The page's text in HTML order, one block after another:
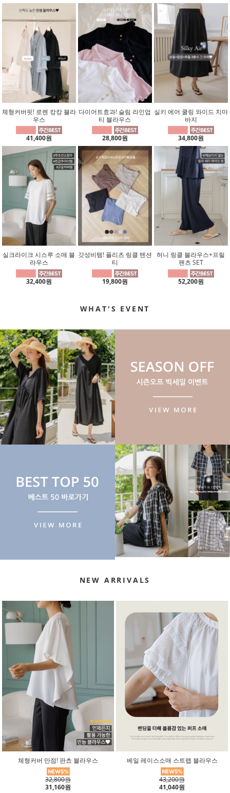
체형커버핏! 로렌 캉캉 블라
우스
41,400원
다이어트효과! 슬림 라인업
티 블라우스
28,800원
실키 에어 쿨링 와이드 치마
바지
34,800원
실크라이크 시스루 소매 블
라우스
32,400원
갓성비템! 플리츠 링클 텐션
티
19,800원
허니 링클 블라우스+프릴
팬츠 SET
52,200원
WHAT'S EVENT
NEW ARRIVALS
체형커버 만점! 판쵸 블라우스
32,800원
31,160원
베일 레이스소매 스트랩 블라우스
43,200원
41,040원